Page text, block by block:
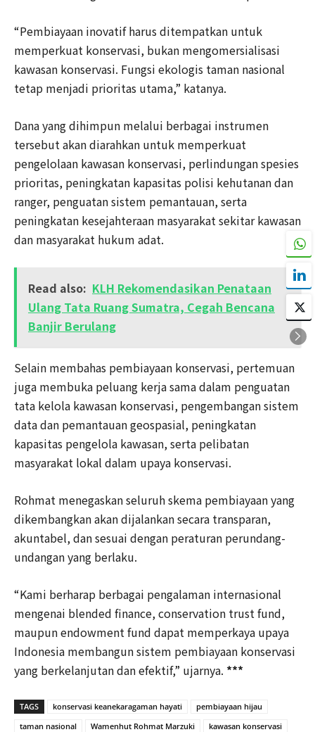
“Pembiayaan inovatif harus ditempatkan untuk
memperkuat konservasi, bukan mengomersialisasi
kawasan konservasi. Fungsi ekologis taman nasional
tetap menjadi prioritas utama,” katanya.
Dana yang dihimpun melalui berbagai instrumen
tersebut akan diarahkan untuk memperkuat
pengelolaan kawasan konservasi, perlindungan spesies
prioritas, peningkatan kapasitas polisi kehutanan dan
ranger, penguatan sistem pemantauan, serta
peningkatan kesejahteraan masyarakat sekitar kawasan
dan masyarakat hukum adat.
Read also: KLH Rekomendasikan Penataan
Ulang Tata Ruang Sumatra, Cegah Bencana
Banjir Berulang
Selain membahas pembiayaan konservasi, pertemuan
juga membuka peluang kerja sama dalam penguatan
tata kelola kawasan konservasi, pengembangan sistem
data dan pemantauan geospasial, peningkatan
kapasitas pengelola kawasan, serta pelibatan
masyarakat lokal dalam upaya konservasi.
Rohmat menegaskan seluruh skema pembiayaan yang
dikembangkan akan dijalankan secara transparan,
akuntabel, dan sesuai dengan peraturan perundang-
undangan yang berlaku.
“Kami berharap berbagai pengalaman internasional
mengenai blended finance, conservation trust fund,
maupun endowment fund dapat memperkaya upaya
Indonesia membangun sistem pembiayaan konservasi
yang berkelanjutan dan efektif,” ujarnya. ***
TAGS konservasi keanekaragaman hayati
pembiayaan hijau
taman nasional
Wamenhut Rohmat Marzuki kawasan konservasi